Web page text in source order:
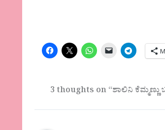
3 thoughts on “ಶಾಲಿನಿ